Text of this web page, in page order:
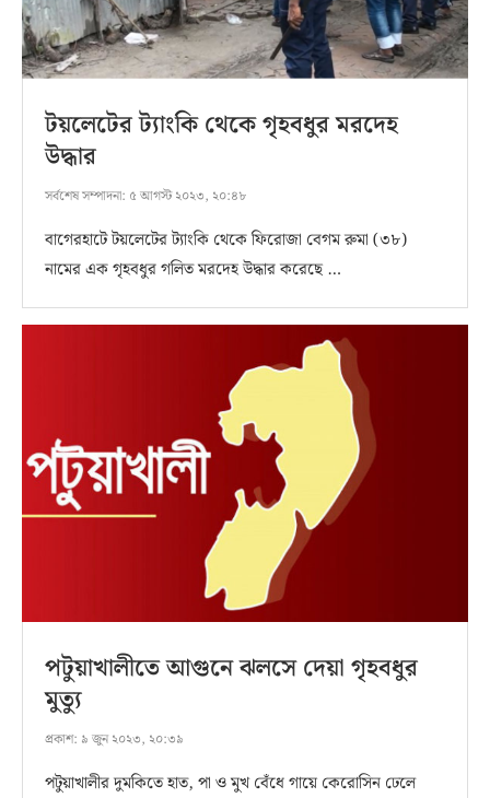
টয়লেটের ট্যাংকি থেকে গৃহবধুর মরদেহ
উদ্ধার
সর্বশেষ সম্পাদনা: ৫ আগস্ট ২০২৩, ২০:৪৮
বাগেরহাটে টয়লেটের ট্যাংকি থেকে ফিরোজা বেগম রুমা (৩৮)
নামের এক গৃহবধুর গলিত মরদেহ উদ্ধার করেছে …
পটুয়াখালীতে আগুনে ঝলসে দেয়া গৃহবধুর
মুত্যু
প্রকাশ: ৯ জুন ২০২৩, ২০:৩৯
পটুয়াখালীর দুমকিতে হাত, পা ও মুখ বেঁধে গায়ে কেরোসিন ঢেলে